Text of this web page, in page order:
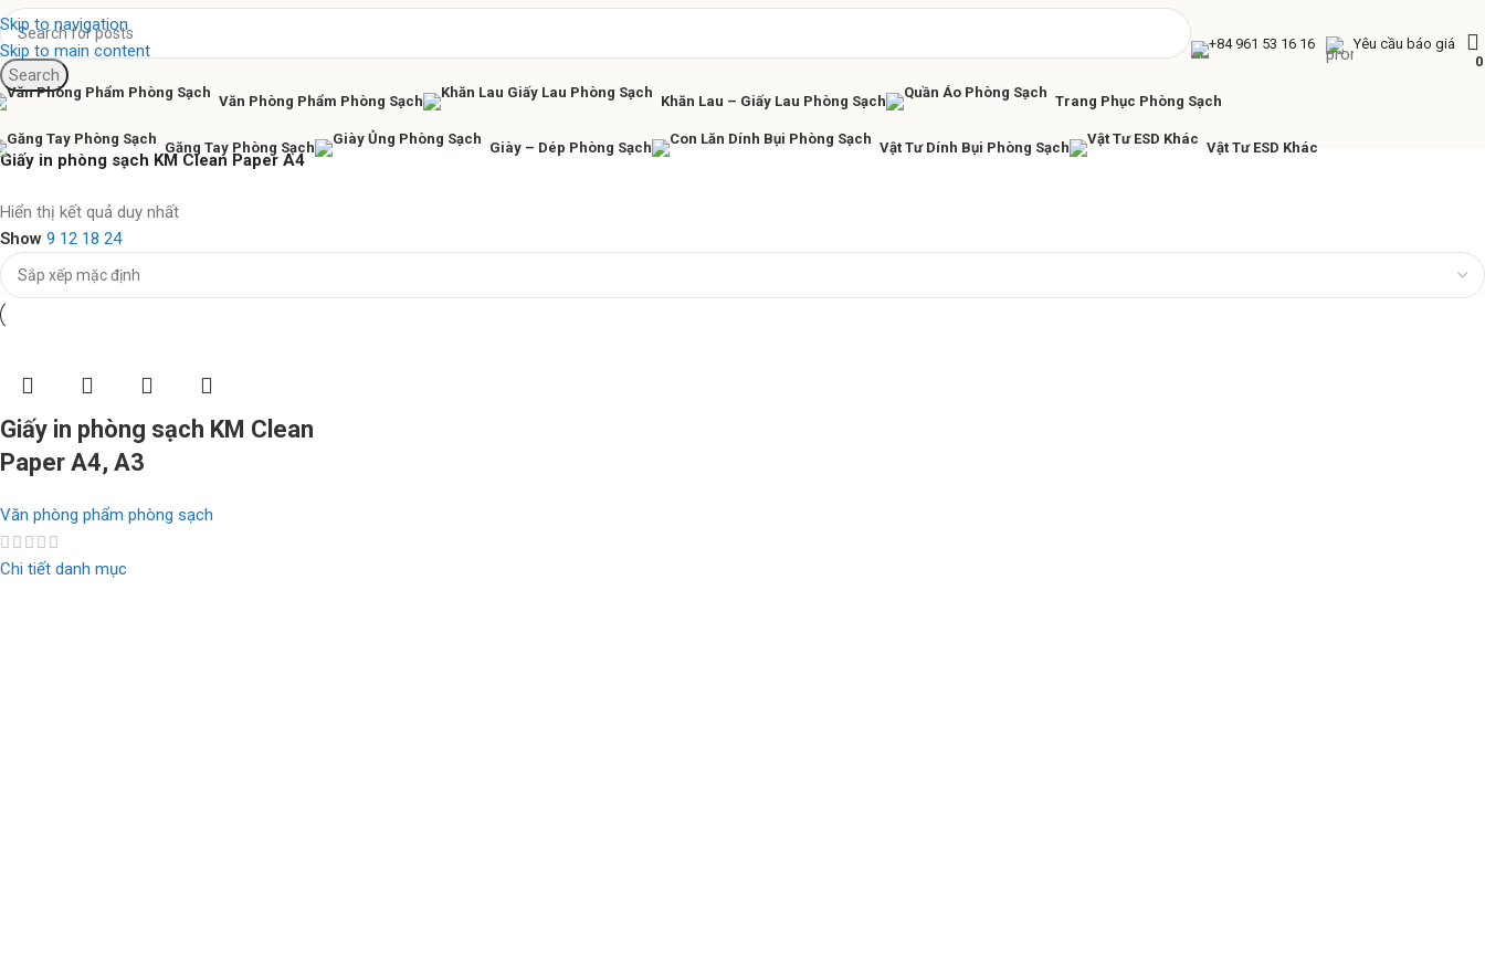
Skip to navigation
Skip to main content
Search
+84 961 53 16 16
Yêu cầu báo giá
0
Văn Phòng Phẩm Phòng Sạch Khăn Lau – Giấy Lau Phòng Sạch Trang Phục Phòng Sạch
Găng Tay Phòng Sạch Giày – Dép Phòng Sạch Vật Tư Dính Bụi Phòng Sạch Vật Tư ESD Khác
Giấy in phòng sạch KM Clean Paper A4
Nhíp chống tĩnh điện Ventus
Hàng chính hãng
Xem ngay
Hiển thị kết quả duy nhất
Show 9 12 18 24
Giấy in phòng sạch KM Clean
Paper A4, A3
Văn phòng phẩm phòng sạch
Chi tiết danh mục